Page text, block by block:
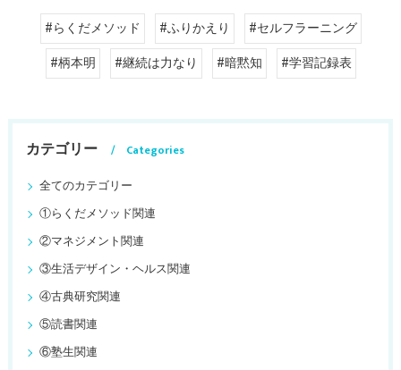
#らくだメソッド #ふりかえり
#セルフラーニング
#柄本明
#継続は力なり #暗黙知 #学習記録表
カテゴリー
Categories
全てのカテゴリー
①らくだメソッド関連
②マネジメント関連
③生活デザイン・ヘルス関連
④古典研究関連
⑤読書関連
⑥塾生関連